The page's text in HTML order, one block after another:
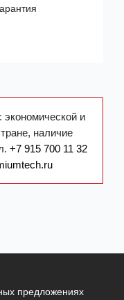
и
наличие
+7 915 700 11 32
предложениях